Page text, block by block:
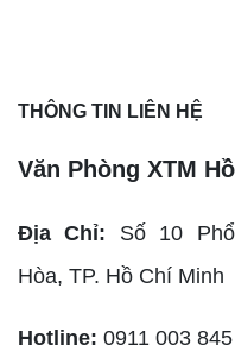
THÔNG TIN LIÊN HỆ
Văn Phòng XTM
Địa Chỉ: Số 10
Hòa, TP. Hồ Chí Minh
Hotline: 0911 003 845